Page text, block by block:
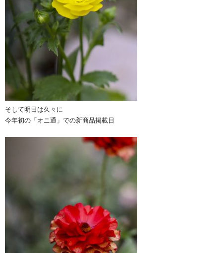
そして明日は久々に
今年初の「オニ通」での新商品掲載日